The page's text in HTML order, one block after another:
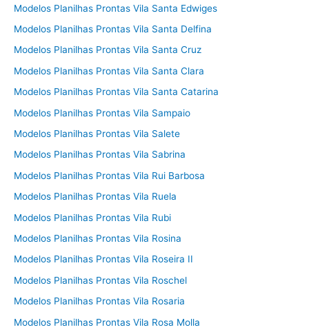
Modelos Planilhas Prontas Vila Santa Edwiges
Modelos Planilhas Prontas Vila Santa Delfina
Modelos Planilhas Prontas Vila Santa Cruz
Modelos Planilhas Prontas Vila Santa Clara
Modelos Planilhas Prontas Vila Santa Catarina
Modelos Planilhas Prontas Vila Sampaio
Modelos Planilhas Prontas Vila Salete
Modelos Planilhas Prontas Vila Sabrina
Modelos Planilhas Prontas Vila Rui Barbosa
Modelos Planilhas Prontas Vila Ruela
Modelos Planilhas Prontas Vila Rubi
Modelos Planilhas Prontas Vila Rosina
Modelos Planilhas Prontas Vila Roseira II
Modelos Planilhas Prontas Vila Roschel
Modelos Planilhas Prontas Vila Rosaria
Modelos Planilhas Prontas Vila Rosa Molla